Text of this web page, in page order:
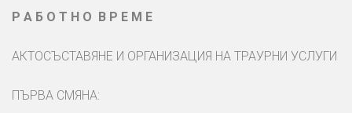
Р А Б О Т Н О В Р Е М Е
АКТОСЪСТАВЯНЕ И ОРГАНИЗАЦИЯ НА ТРАУРНИ УСЛУГИ
ПЪРВА СМЯНА: